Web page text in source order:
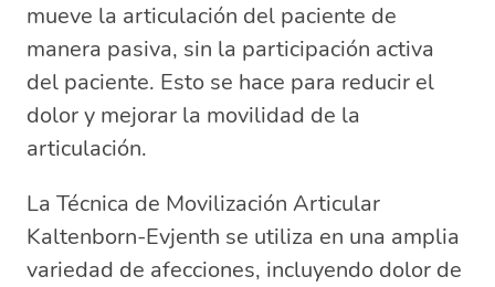
mueve la articulación del paciente de
manera pasiva, sin la participación activa
del paciente. Esto se hace para reducir el
dolor y mejorar la movilidad de la
articulación.
La Técnica de Movilización Articular
Kaltenborn-Evjenth se utiliza en una amplia
variedad de afecciones, incluyendo dolor de